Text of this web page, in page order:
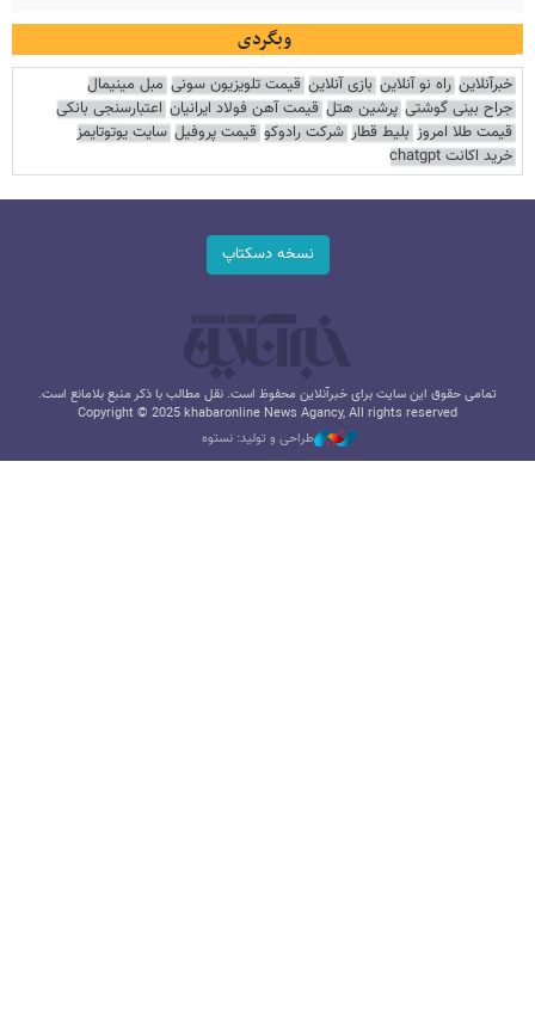
وبگردی
خبرآنلاین راه نو آنلاین بازی آنلاین قیمت تلویزیون سونی مبل مینیمال
جراح بینی گوشتی پرشین هتل قیمت آهن فولاد ایرانیان اعتبارسنجی بانکی
قیمت طلا امروز بلیط قطار شرکت رادوکو قیمت پروفیل سایت یوتوتایمز
خرید اکانت chatgpt
نسخه دسکتاپ
تمامی حقوق این سایت برای خبرآنلاین محفوظ است. نقل مطالب با ذکر منبع بلامانع است.
Copyright © 2025 khabaronline News Agancy, All rights reserved
طراحی و تولید: نستوه